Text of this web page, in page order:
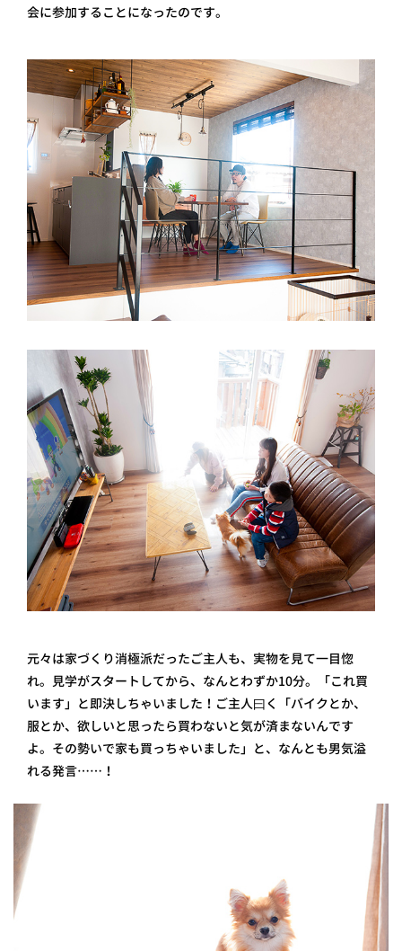
会に参加することになったのです。
元々は家づくり消極派だったご主人も、実物を見て一目惚
れ。見学がスタートしてから、なんとわずか10分。「これ買
います」と即決しちゃいました！ご主人曰く「バイクとか、
服とか、欲しいと思ったら買わないと気が済まないんです
よ。その勢いで家も買っちゃいました」と、なんとも男気溢
れる発言……！